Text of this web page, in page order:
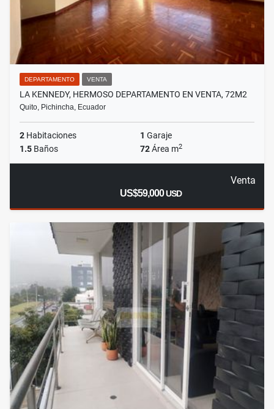
DEPARTAMENTO VENTA
LA KENNEDY, HERMOSO DEPARTAMENTO EN VENTA, 72M2
Quito, Pichincha, Ecuador
2 Habitaciones 1 Garaje
1.5 Baños 72Área m2
Venta
US$59,000USD